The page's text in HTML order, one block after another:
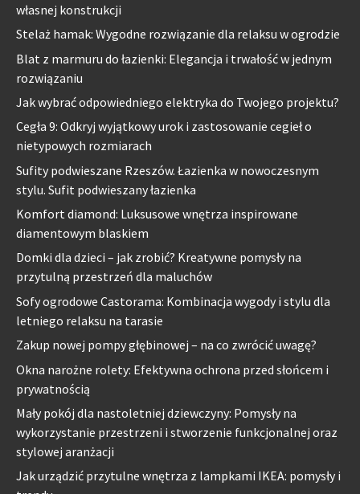
własnej konstrukcji
Stelaż hamak: Wygodne rozwiązanie dla relaksu w ogrodzie
Blat z marmuru do łazienki: Elegancja i trwałość w jednym
rozwiązaniu
Jak wybrać odpowiedniego elektryka do Twojego projektu?
Cegła 9: Odkryj wyjątkowy urok i zastosowanie cegieł o
nietypowych rozmiarach
Sufity podwieszane Rzeszów. Łazienka w nowoczesnym
stylu. Sufit podwieszany łazienka
Komfort diamond: Luksusowe wnętrza inspirowane
diamentowym blaskiem
Domki dla dzieci – jak zrobić? Kreatywne pomysły na
przytulną przestrzeń dla maluchów
Sofy ogrodowe Castorama: Kombinacja wygody i stylu dla
letniego relaksu na tarasie
Zakup nowej pompy głębinowej – na co zwrócić uwagę?
Okna narożne rolety: Efektywna ochrona przed słońcem i
prywatnością
Mały pokój dla nastoletniej dziewczyny: Pomysły na
wykorzystanie przestrzeni i stworzenie funkcjonalnej oraz
stylowej aranżacji
Jak urządzić przytulne wnętrza z lampkami IKEA: pomysły i